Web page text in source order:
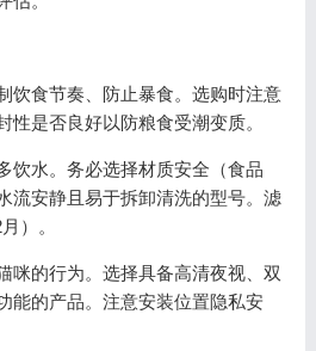
饮食节奏、防止暴食。选购时注意
性是否良好以防粮食受潮变质。
饮水。务必选择材质安全（食品
流安静且易于拆卸清洗的型号。滤
）。
咪的行为。选择具备高清夜视、双
能的产品。注意安装位置隐私安